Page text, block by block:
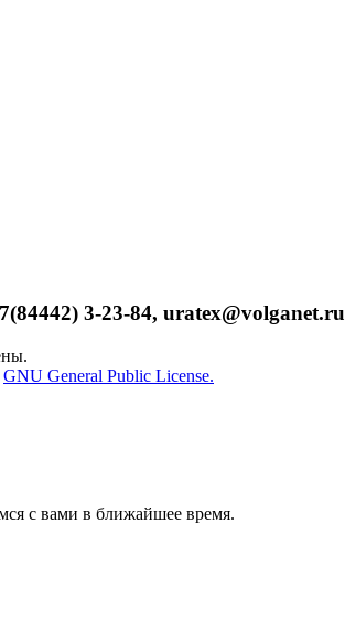
3-23-84, uratex@volganet.ru
GNU General Public License.
с вами в ближайшее время.